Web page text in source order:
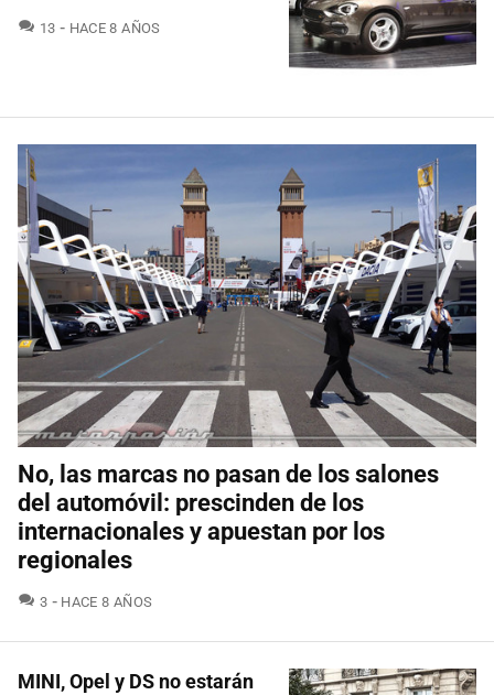
13 COMENTARIOS
HACE 8 AÑOS
No, las marcas no pasan de los salones
del automóvil: prescinden de los
internacionales y apuestan por los
regionales
3 COMENTARIOS
HACE 8 AÑOS
MINI, Opel y DS no estarán